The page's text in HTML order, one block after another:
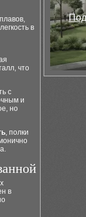
в
что
с
и
но
, полки
в